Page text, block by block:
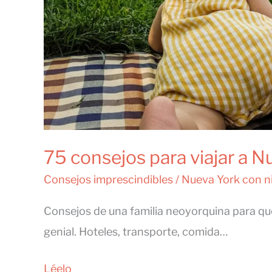
75 consejos para viajar a
Consejos imprescindibles/ Nueva York con
Consejos de una familia neoyorquina para
genial. Hoteles, transporte, comida…
75
Léelo